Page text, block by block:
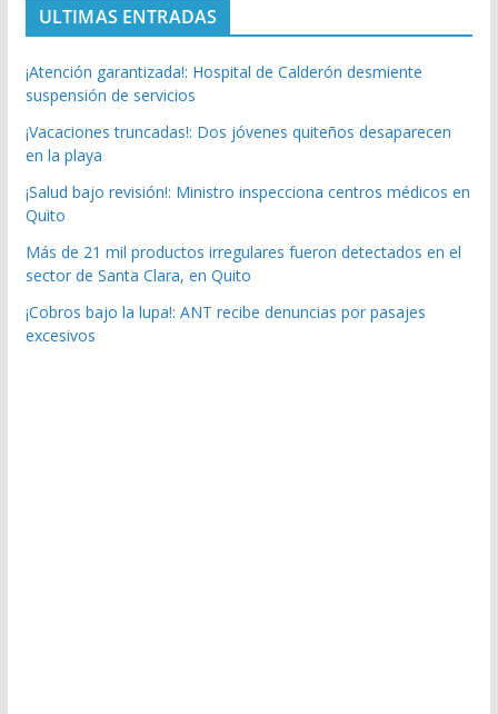
ULTIMAS ENTRADAS
¡Atención garantizada!: Hospital de Calderón desmiente
suspensión de servicios
¡Vacaciones truncadas!: Dos jóvenes quiteños desaparecen
en la playa
¡Salud bajo revisión!: Ministro inspecciona centros médicos en
Quito
Más de 21 mil productos irregulares fueron detectados en el
sector de Santa Clara, en Quito
¡Cobros bajo la lupa!: ANT recibe denuncias por pasajes
excesivos